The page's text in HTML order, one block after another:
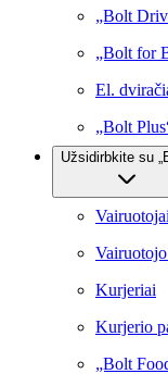
„Bolt
„Bolt for
El.
„Bolt
Užsidirbkite su
Vairuotojai
Kurjeriai
Kurjerio
„Bolt